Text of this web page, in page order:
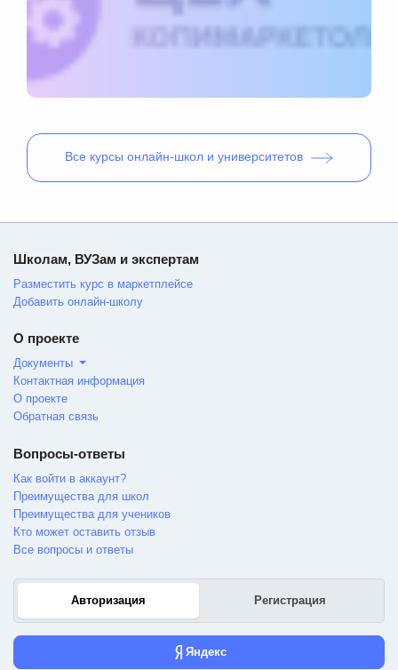
Все курсы онлайн-школ и университетов
Школам, ВУЗам и экспертам
Разместить курс в маркетплейсе
Добавить онлайн-школу
О проекте
Документы
Контактная информация
О проекте
Обратная связь
Вопросы-ответы
Как войти в аккаунт?
Преимущества для школ
Преимущества для учеников
Кто может оставить отзыв
Все вопросы и ответы
Авторизация Регистрация
Яндекс